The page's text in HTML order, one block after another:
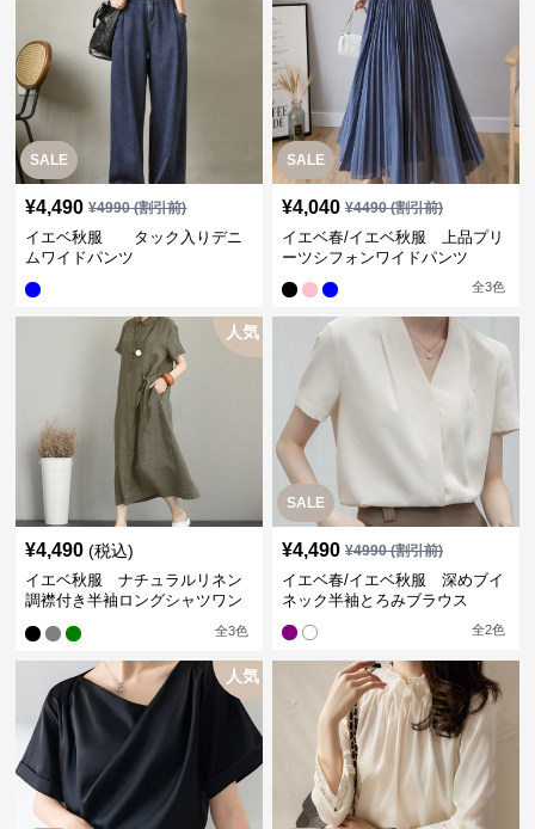
SALE
¥4,490 ¥4990(割引前)
イエベ秋服 タック入りデニ
ムワイドパンツ
SALE
¥4,040 ¥4490(割引前)
イエベ春/イエベ秋服 上品プリ
ーツシフォンワイドパンツ
全3色
人気
¥4,490 (税込)
イエベ秋服 ナチュラルリネン
調襟付き半袖ロングシャツワン
全3色
SALE
¥4,490 ¥4990(割引前)
イエベ春/イエベ秋服 深めブイ
ネック半袖とろみブラウス
全2色
人気